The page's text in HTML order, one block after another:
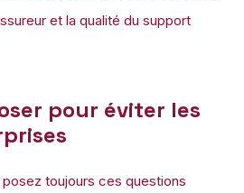
et la qualité du support
pour éviter les
toujours ces questions